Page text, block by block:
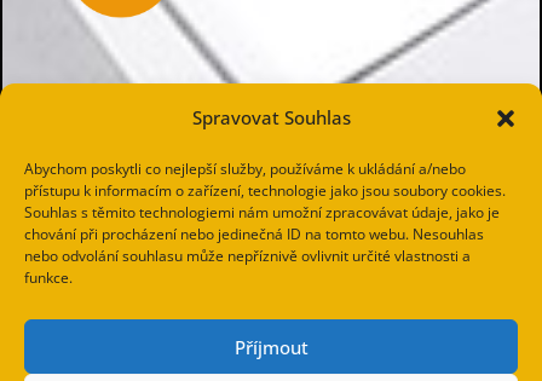
Spravovat Souhlas
Abychom poskytli co nejlepší služby, používáme k ukládání a/nebo
přístupu k informacím o zařízení, technologie jako jsou soubory cookies.
Souhlas s těmito technologiemi nám umožní zpracovávat údaje, jako je
chování při procházení nebo jedinečná ID na tomto webu. Nesouhlas
nebo odvolání souhlasu může nepříznivě ovlivnit určité vlastnosti a
funkce.
Příjmout